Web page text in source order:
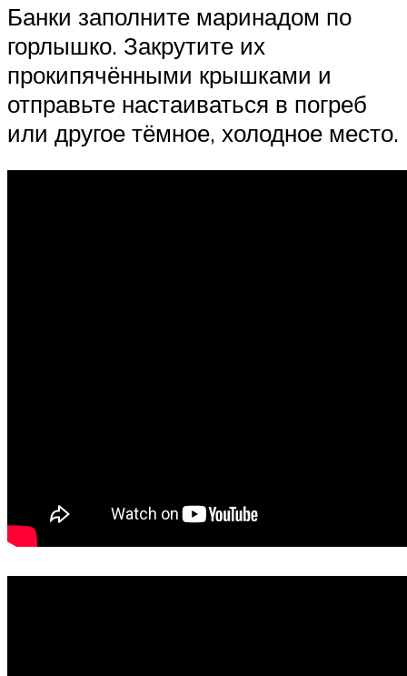
Банки заполните маринадом по
горлышко. Закрутите их
прокипячёнными крышками и
отправьте настаиваться в погреб
или другое тёмное, холодное место.